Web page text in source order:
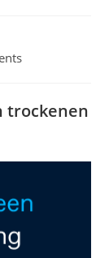
trockenen